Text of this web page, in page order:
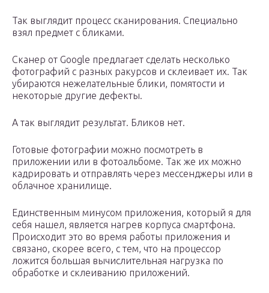
Так выглядит процесс сканирования. Специально
взял предмет с бликами.
Сканер от Google предлагает сделать несколько
фотографий с разных ракурсов и склеивает их. Так
убираются нежелательные блики, помятости и
некоторые другие дефекты.
А так выглядит результат. Бликов нет.
Готовые фотографии можно посмотреть в
приложении или в фотоальбоме. Так же их можно
кадрировать и отправлять через мессенджеры или в
облачное хранилище.
Единственным минусом приложения, который я для
себя нашел, является нагрев корпуса смартфона.
Происходит это во время работы приложения и
связано, скорее всего, с тем, что на процессор
ложится большая вычислительная нагрузка по
обработке и склеиванию приложений.